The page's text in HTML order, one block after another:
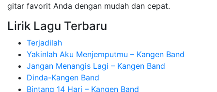
gitar favorit Anda dengan mudah dan cepat.
Lirik Lagu Terbaru
Terjadilah
Yakinlah Aku Menjemputmu – Kangen Band
Jangan Menangis Lagi – Kangen Band
Dinda-Kangen Band
Bintang 14 Hari – Kangen Band